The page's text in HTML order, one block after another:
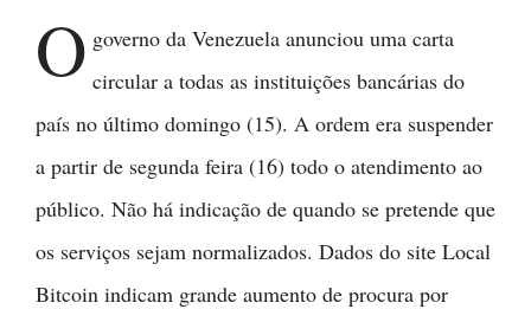
O governo da Venezuela anunciou uma carta
circular a todas as instituições bancárias do
país no último domingo (15). A ordem era suspender
a partir de segunda feira (16) todo o atendimento ao
público. Não há indicação de quando se pretende que
os serviços sejam normalizados. Dados do site Local
Bitcoin indicam grande aumento de procura por